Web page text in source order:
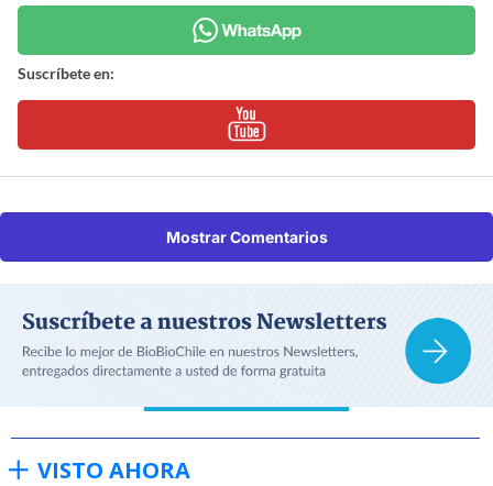
Suscríbete en:
Mostrar Comentarios
VISTO AHORA